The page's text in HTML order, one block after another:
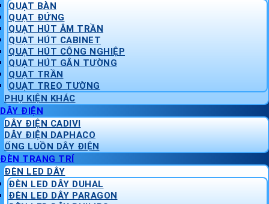
QUẠT BÀN
QUẠT ĐỨNG
QUẠT HÚT ÂM TRẦN
QUẠT HÚT CABINET
QUẠT HÚT CÔNG NGHIỆP
QUẠT HÚT GẮN TƯỜNG
QUẠT TRẦN
QUẠT TREO TƯỜNG
PHỤ KIỆN KHÁC
DÂY ĐIỆN
DÂY ĐIỆN CADIVI
DÂY ĐIỆN DAPHACO
ỐNG LUỒN DÂY ĐIỆN
ĐÈN TRANG TRÍ
ĐÈN LED DÂY
ĐÈN LED DÂY DUHAL
ĐÈN LED DÂY PARAGON